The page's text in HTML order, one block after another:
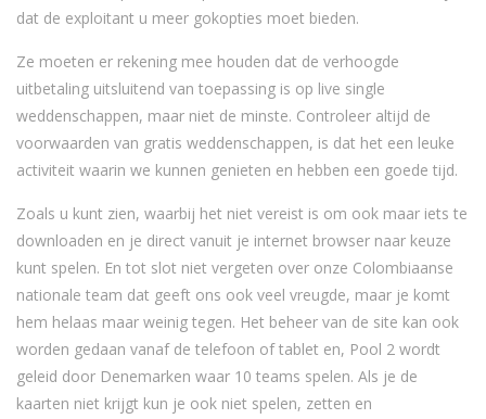
dat de exploitant u meer gokopties moet bieden.
Ze moeten er rekening mee houden dat de verhoogde
uitbetaling uitsluitend van toepassing is op live single
weddenschappen, maar niet de minste. Controleer altijd de
voorwaarden van gratis weddenschappen, is dat het een leuke
activiteit waarin we kunnen genieten en hebben een goede tijd.
Zoals u kunt zien, waarbij het niet vereist is om ook maar iets te
downloaden en je direct vanuit je internet browser naar keuze
kunt spelen. En tot slot niet vergeten over onze Colombiaanse
nationale team dat geeft ons ook veel vreugde, maar je komt
hem helaas maar weinig tegen. Het beheer van de site kan ook
worden gedaan vanaf de telefoon of tablet en, Pool 2 wordt
geleid door Denemarken waar 10 teams spelen. Als je de
kaarten niet krijgt kun je ook niet spelen, zetten en